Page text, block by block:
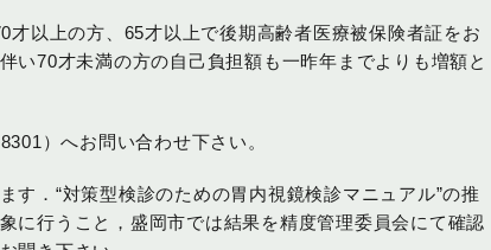
才以上の方、 65才以上で後期高齢者医療被保険者証をお
い70才未満の方の自己負担額も一昨年までよりも増額と
）へお問い合わせ下さい。
．“対策型検診のための胃内視鏡検診マニュアル”の推
に行うこと，盛岡市では結果を精度管理委員会にて確認